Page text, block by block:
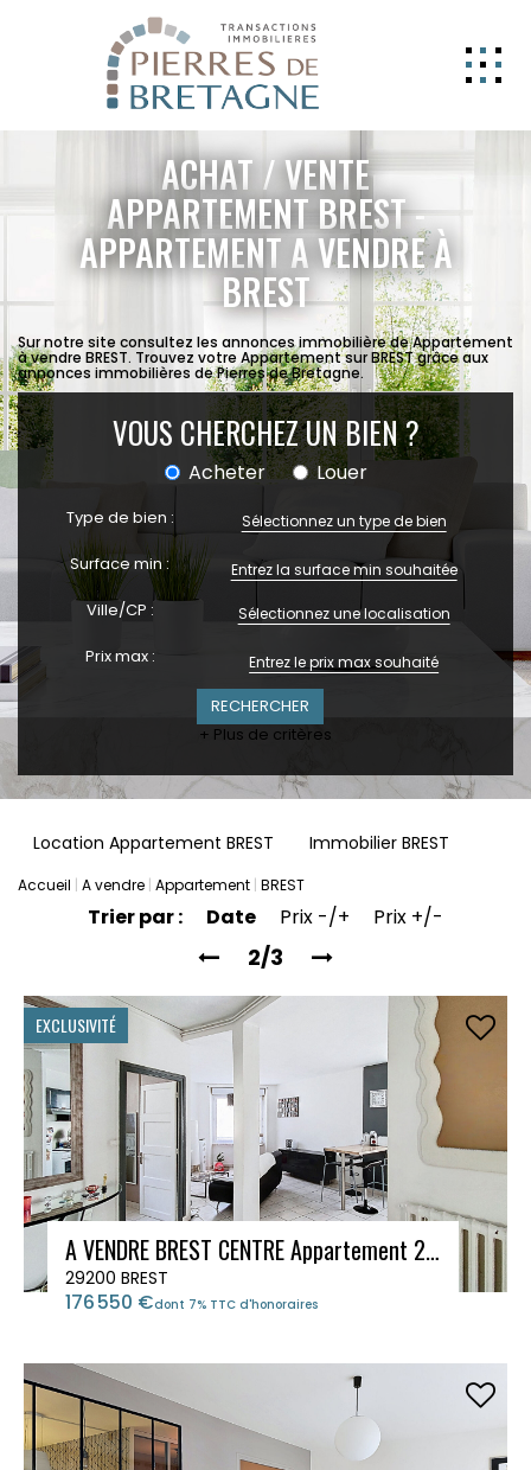
NOS BIENS
GERER
NOS AGENCES
ESTIMATION
CONTACT
ESPACE CLIENT
EXTRANET
ACHAT / VENTE
APPARTEMENT BREST -
APPARTEMENT A VENDRE À
BREST
Sur notre site consultez les annonces immobilière de Appartement
à vendre BREST. Trouvez votre Appartement sur BREST grâce aux
annonces immobilières de Pierres de Bretagne.
VOUS CHERCHEZ UN BIEN ?
Acheter Louer
Type de bien : Sélectionnez un type de bien
Surface min :
Ville/CP : Sélectionnez une localisation
Prix max :
+ Plus de critères
Location Appartement BREST Immobilier BREST
Accueil A vendre Appartement BREST
Trier par : Date Prix -/+ Prix +/-
2/3
EXCLUSIVITÉ
A VENDRE BREST CENTRE Appartement 2 chambres
29200 BREST
176 550 €dont 7% TTC d'honoraires